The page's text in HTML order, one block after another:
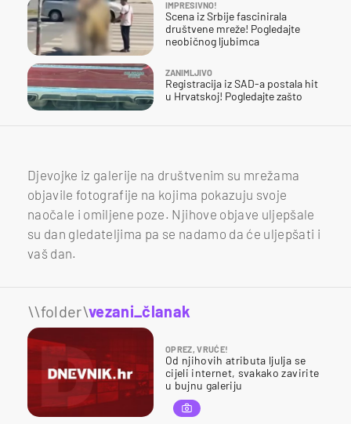
IMPRESIVNO!
Scena iz Srbije fascinirala
društvene mreže! Pogledajte
neobičnog ljubimca
ZANIMLJIVO
Registracija iz SAD-a postala hit
u Hrvatskoj! Pogledajte zašto
Djevojke iz galerije na društvenim su mrežama
objavile fotografije na kojima pokazuju svoje
naočale i omiljene poze. Njihove objave uljepšale
su dan gledateljima pa se nadamo da će uljepšati i
vaš dan.
\\folder\vezani_članak
OPREZ, VRUĆE!
Od njihovih atributa ljulja se
cijeli internet, svakako zavirite
u bujnu galeriju